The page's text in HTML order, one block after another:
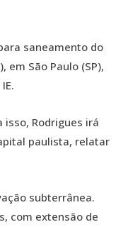
saneamento do
em São Paulo (SP),
isso, Rodrigues irá
paulista, relatar
subterrânea.
com extensão de